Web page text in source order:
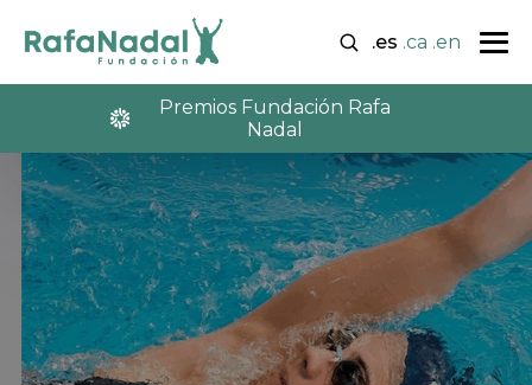
.es .ca .en
Premios Fundación Rafa
Nadal